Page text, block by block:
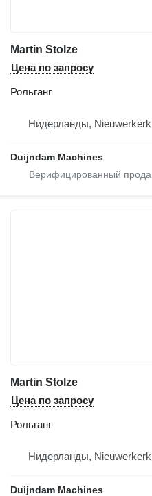
Martin Stolze
Цена по запросу
Рольганг
Нидерланды,
Duijndam Machines
Martin Stolze
Цена по запросу
Рольганг
Нидерланды,
Duijndam Machines